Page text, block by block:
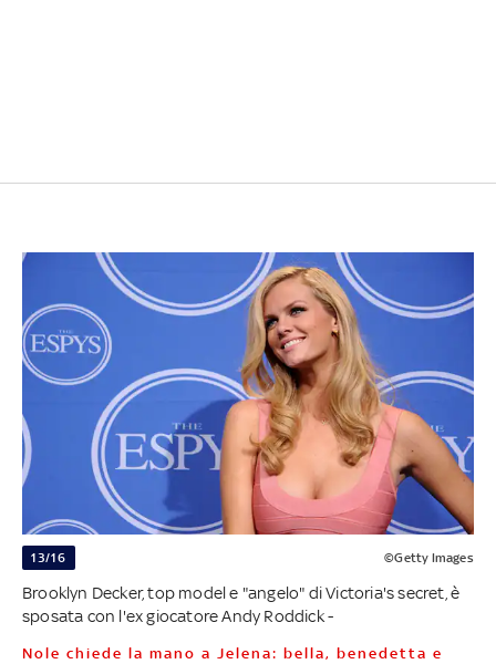
13/16 ©Getty Images
Brooklyn Decker, top model e "angelo" di Victoria's secret, è
sposata con l'ex giocatore Andy Roddick -
Nole chiede la mano a Jelena: bella, benedetta e